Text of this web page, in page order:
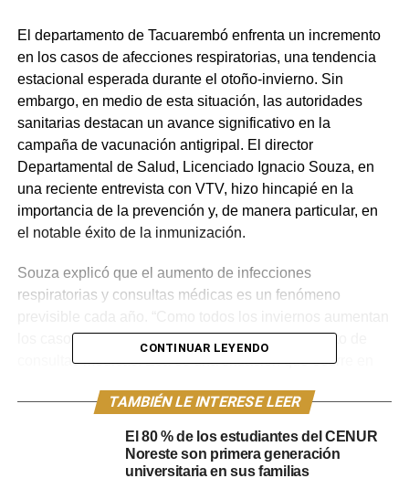
El departamento de Tacuarembó enfrenta un incremento
en los casos de afecciones respiratorias, una tendencia
estacional esperada durante el otoño-invierno. Sin
embargo, en medio de esta situación, las autoridades
sanitarias destacan un avance significativo en la
campaña de vacunación antigripal. El director
Departamental de Salud, Licenciado Ignacio Souza, en
una reciente entrevista con VTV, hizo hincapié en la
importancia de la prevención y, de manera particular, en
el notable éxito de la inmunización.
Souza explicó que el aumento de infecciones
respiratorias y consultas médicas es un fenómeno
los casos de infecciones respiratorias y el aumento de
consultas médicas. Esa es una situación que ocurre en
afirmó. Si bien reconoció alertas regionales, como el
(Brasil) el director aseguró que a nivel nacional, las
consultas se mantienen “dentro de la franja esperada
CONTINUAR LEYENDO
TAMBIÉN LE INTERESE LEER
El 80 % de los estudiantes del CENUR
Noreste son primera generación
universitaria en sus familias